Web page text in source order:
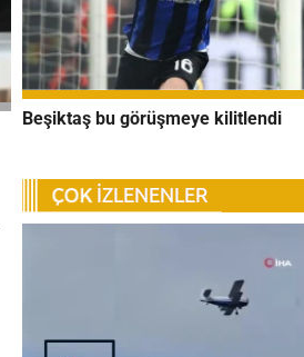
Beşiktaş bu görüşmeye kilitlendi